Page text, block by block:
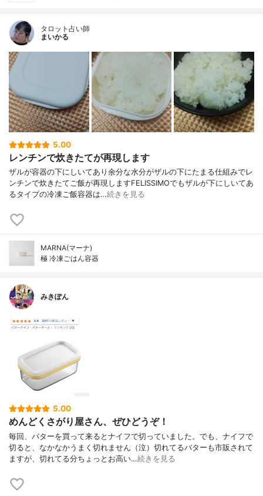
タロット占い師
まいかる
5.00
レンチンで炊きたてが再現します
ザルが容器の下にしいてあり余分な水分がザルの下にたまる仕組みでレ
ンチンで炊きたてご飯が再現しますFELISSIMOでもザルが下にしいてあ
るタイプの冷凍ご飯容器は…続きを見る
MARNA(マーナ)
極 冷凍ごはん容器
みきぽん
5.00
めんどくさがり屋さん、ぜひどうぞ！
毎回、バターを買って来るとナイフで切っていました。でも、ナイフで
切ると、なかなかうまく切れません（泣）切れてるバターも市販されて
ますが、切れてる分ちょっとお高い…続きを見る